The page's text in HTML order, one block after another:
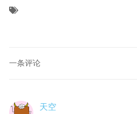
一条评论
天空